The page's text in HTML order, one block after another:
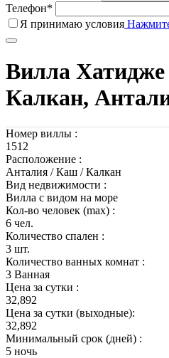
Телефон*
Я принимаю условия
Вилла Хатидже
Калкан,
Номер виллы :
1512
Расположение :
Анталия / Каш / Калкан
Вид недвижимости :
Вилла с видом на море
Кол-во человек (max) :
6 чел.
Количество спален :
3 шт.
Количество ванных комнат :
3 Ванная
Цена за сутки :
32,892
Цена за сутки (выходные):
32,892
Минимальный срок (дней) :
5 ночь